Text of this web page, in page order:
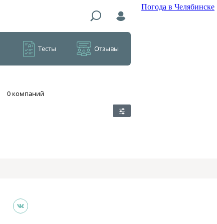
Погода в Челябинске
Тесты Отзывы
​0 компаний